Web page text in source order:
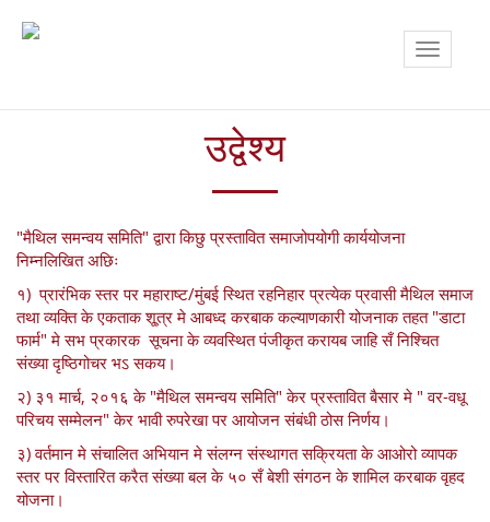
Toggle
उद्वेश्य
"मैथिल समन्वय समिति" द्वारा किछु प्रस्तावित समाजोपयोगी कार्ययोजना
निम्नलिखित अछिः
१) प्रारंभिक स्तर पर महाराष्ट/मुंबई स्थित रहनिहार प्रत्येक प्रवासी मैथिल समाज
तथा व्यक्ति के एकताक शू्त्र मे आबध्द करबाक कल्याणकारी योजनाक तहत "डाटा
फार्म" मे सभ प्रकारक सूचना के व्यवस्थित पंजीकृत करायब जाहि सँ निश्चित
संख्या दृष्ठिगोचर भऽ सकय।
२) ३१ मार्च, २०१६ के "मैथिल समन्वय समिति" केर प्रस्तावित बैसार मे " वर-वधू
परिचय सम्मेलन" केर भावी रुपरेखा पर आयोजन संबंधी ठोस निर्णय।
३) वर्तमान मे संचालित अभियान मे संलग्न संस्थागत सक्रियता के आओरो व्यापक
स्तर पर विस्तारित करैत संख्या बल के ५० सँ बेशी संगठन के शामिल करबाक वृहद
योजना।